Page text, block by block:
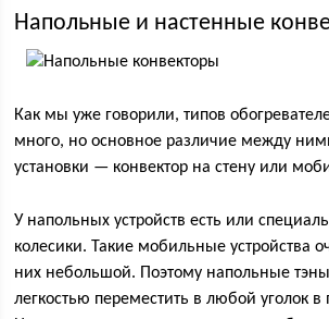
Напольные и настенные
Как мы уже говорили, типов
много, но основное различие между
установки — конвектор на стену или
У напольных устройств есть или
колесики. Такие мобильные устройства
них небольшой. Поэтому напольные
легкостью переместить в любой уголок